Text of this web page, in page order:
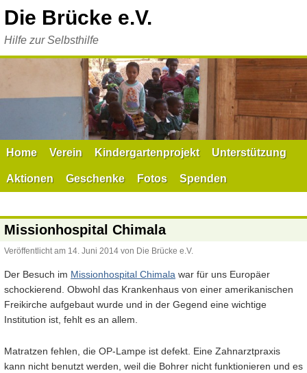
Inhalt
Die Brücke e.V.
Hilfe zur Selbsthilfe
Home Verein Kindergartenprojekt Unterstützung
Aktionen Geschenke Fotos Spenden
Missionhospital Chimala
Veröffentlicht am 14. Juni 2014 von Die Brücke e.V.
Der Besuch im Missionhospital Chimala war für uns Europäer
schockierend. Obwohl das Krankenhaus von einer amerikanischen
Freikirche aufgebaut wurde und in der Gegend eine wichtige
Institution ist, fehlt es an allem.
Matratzen fehlen, die OP-Lampe ist defekt. Eine Zahnarztpraxis
kann nicht benutzt werden, weil die Bohrer nicht funktionieren und es